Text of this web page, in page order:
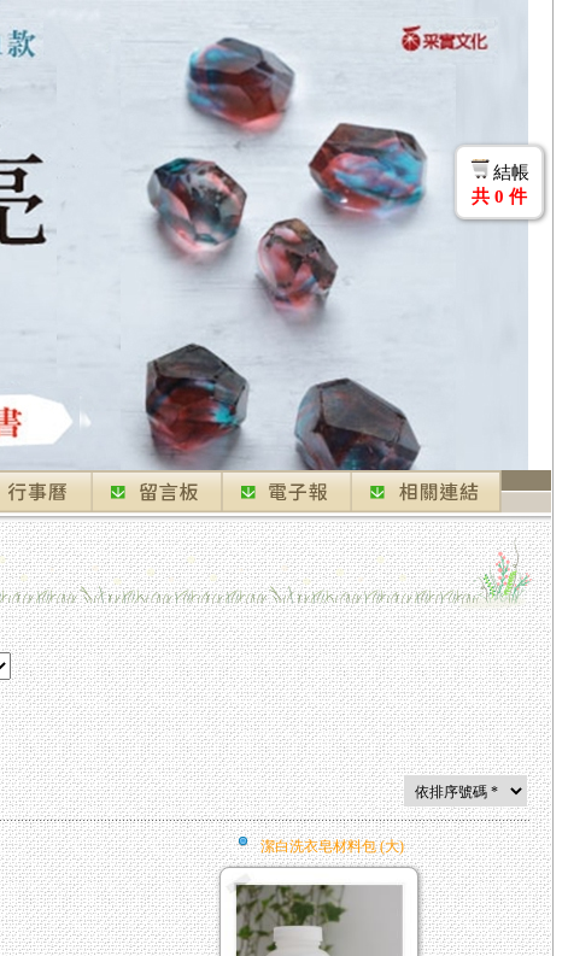
結帳
共 0 件
潔白洗衣皂材料包 (大)